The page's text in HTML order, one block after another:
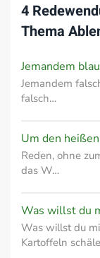
4
Thema
Jemandem
Jemandem
falsch…
Um den
Reden, ohne
das W…
Was willst du
Was willst du
Kartoffeln